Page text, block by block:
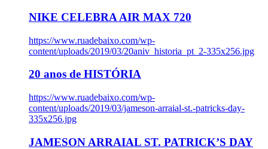
NIKE CELEBRA AIR MAX 720
https://www.ruadebaixo.com/wp-
content/uploads/2019/03/20aniv_historia_pt_2-335x256.jpg
20 anos de HISTÓRIA
https://www.ruadebaixo.com/wp-
content/uploads/2019/03/jameson-arraial-st.-patricks-day-
335x256.jpg
JAMESON ARRAIAL ST. PATRICK’S DAY